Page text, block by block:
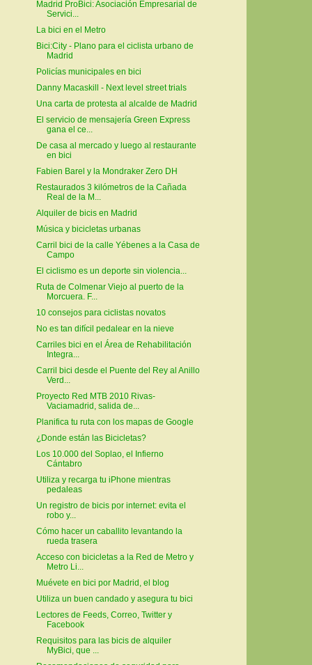
Madrid ProBici: Asociación Empresarial de
Servici...
La bici en el Metro
Bici:City - Plano para el ciclista urbano de
Madrid
Policías municipales en bici
Danny Macaskill - Next level street trials
Una carta de protesta al alcalde de Madrid
El servicio de mensajería Green Express
gana el ce...
De casa al mercado y luego al restaurante
en bici
Fabien Barel y la Mondraker Zero DH
Restaurados 3 kilómetros de la Cañada
Real de la M...
Alquiler de bicis en Madrid
Música y bicicletas urbanas
Carril bici de la calle Yébenes a la Casa de
Campo
El ciclismo es un deporte sin violencia...
Ruta de Colmenar Viejo al puerto de la
Morcuera. F...
10 consejos para ciclistas novatos
No es tan difícil pedalear en la nieve
Carriles bici en el Área de Rehabilitación
Integra...
Carril bici desde el Puente del Rey al Anillo
Verd...
Proyecto Red MTB 2010 Rivas-
Vaciamadrid, salida de...
Planifica tu ruta con los mapas de Google
¿Donde están las Bicicletas?
Los 10.000 del Soplao, el Infierno
Cántabro
Utiliza y recarga tu iPhone mientras
pedaleas
Un registro de bicis por internet: evita el
robo y...
Cómo hacer un caballito levantando la
rueda trasera
Acceso con bicicletas a la Red de Metro y
Metro Li...
Muévete en bici por Madrid, el blog
Utiliza un buen candado y asegura tu bici
Lectores de Feeds, Correo, Twitter y
Facebook
Requisitos para las bicis de alquiler
MyBici, que ...